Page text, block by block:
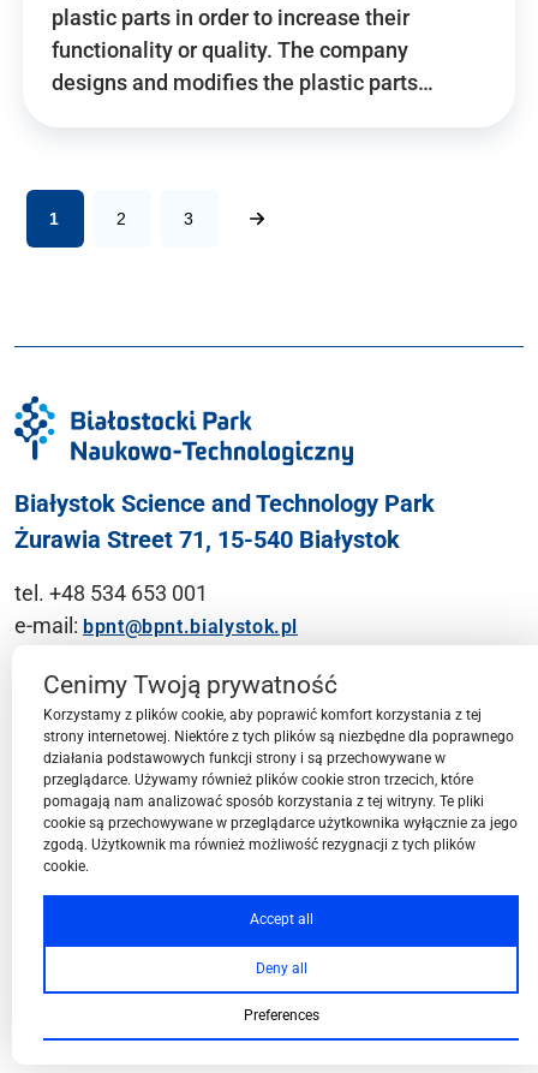
plastic parts in order to increase their
functionality or quality. The company
designs and modifies the plastic parts…
1 2 3
Białystok Science and Technology Park
Żurawia Street 71, 15-540 Białystok
tel. +48 534 653 001
e-mail: bpnt@bpnt.bialystok.pl
Contact
BPN-T Area
BPN-T Offer
Cenimy Twoją prywatność
Korzystamy z plików cookie, aby poprawić komfort korzystania z tej
strony internetowej. Niektóre z tych plików są niezbędne dla poprawnego
działania podstawowych funkcji strony i są przechowywane w
przeglądarce. Używamy również plików cookie stron trzecich, które
pomagają nam analizować sposób korzystania z tej witryny. Te pliki
cookie są przechowywane w przeglądarce użytkownika wyłącznie za jego
zgodą. Użytkownik ma również możliwość rezygnacji z tych plików
cookie.
Accept all
Deny all
Preferences